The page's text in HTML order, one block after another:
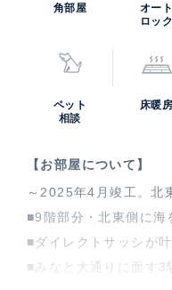
角部屋
オート
ロック
ペット
相談
床暖房
【お部屋について】
～2025年4月竣工。北
■9階部分・北東側に
■ダイレクトサッシが
■みなと大通りに面す3